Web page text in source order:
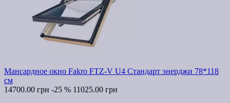
Мансардное окно Fakro FTZ-V U4 Стандарт энерджи 78*118
см
14700.00 грн -25 % 11025.00 грн